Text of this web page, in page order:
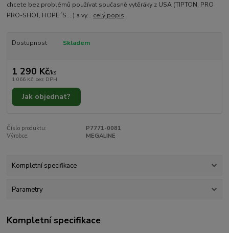
chcete bez problémů používat současně vytěráky z USA (TIPTON, PRO
PRO-SHOT, HOPE´S….) a vy... celý popis
Dostupnost Skladem
1 290 Kč/ks
1 066 Kč bez DPH
Jak objednat?
Číslo produktu:
P7771-0081
Výrobce:
MEGALINE
Kompletní specifikace
Parametry
Kompletní specifikace